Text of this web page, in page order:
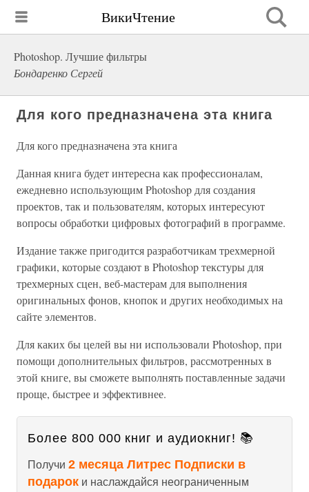
ВикиЧтение
Photoshop. Лучшие фильтры
Бондаренко Сергей
Для кого предназначена эта книга
Для кого предназначена эта книга
Данная книга будет интересна как профессионалам,
ежедневно использующим Photoshop для создания
проектов, так и пользователям, которых интересуют
вопросы обработки цифровых фотографий в программе.
Издание также пригодится разработчикам трехмерной
графики, которые создают в Photoshop текстуры для
трехмерных сцен, веб-мастерам для выполнения
оригинальных фонов, кнопок и других необходимых на
сайте элементов.
Для каких бы целей вы ни использовали Photoshop, при
помощи дополнительных фильтров, рассмотренных в
этой книге, вы сможете выполнять поставленные задачи
проще, быстрее и эффективнее.
Более 800 000 книг и аудиокниг! 📚
Получи 2 месяца Литрес Подписки в
подарок и наслаждайся неограниченным